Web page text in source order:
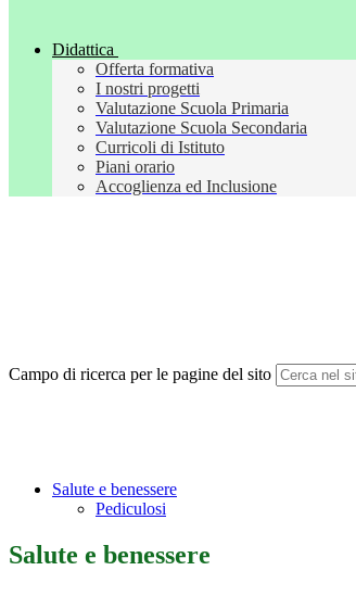
Didattica
Offerta formativa
I nostri progetti
Valutazione Scuola Primaria
Valutazione Scuola Secondaria
Curricoli di Istituto
Piani orario
Accoglienza ed Inclusione
Campo di ricerca per le pagine del sito
Salute e benessere
Pediculosi
Salute e benessere